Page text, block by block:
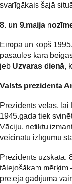
svarīgākais šajā
8. un 9.maija
Eiropā un kopš
pasaules kara
jeb Uzvaras dienā,
Valsts prezidenta
Prezidents vēlas, lai
1945.gada tiek
Vāciju, netiktu
veicinātu izlīgumu
Prezidents uzskata:
tālejošākam mērķim
pretējā gadījumā